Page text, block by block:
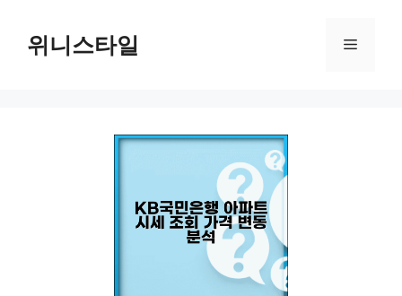
위니스타일 메